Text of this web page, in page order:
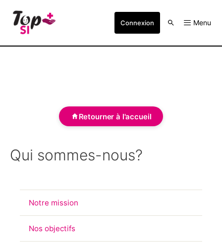
Connexion Menu
Retourner à l'accueil
Qui sommes-nous?
Notre mission
Nos objectifs